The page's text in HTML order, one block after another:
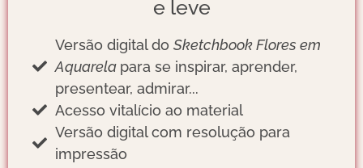
e leve
Versão digital do Sketchbook Flores em
Aquarela para se inspirar, aprender,
presentear, admirar...
Acesso vitalício ao material
Versão digital com resolução para
impressão